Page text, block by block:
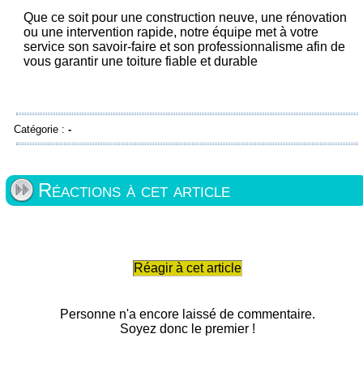
Que ce soit pour une construction neuve, une rénovation
ou une intervention rapide, notre équipe met à votre
service son savoir-faire et son professionnalisme afin de
vous garantir une toiture fiable et durable
Catégorie : -
Réactions à cet article
Réagir à cet article
Personne n'a encore laissé de commentaire.
Soyez donc le premier !